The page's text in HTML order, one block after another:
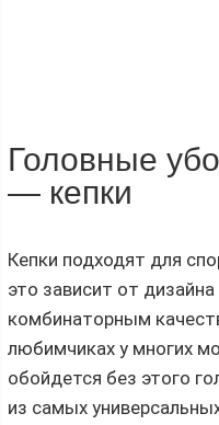
Головные
— кепки
Кепки подходят для
это зависит от
комбинаторным
любимчиках у многих
обойдется без этого
из самых